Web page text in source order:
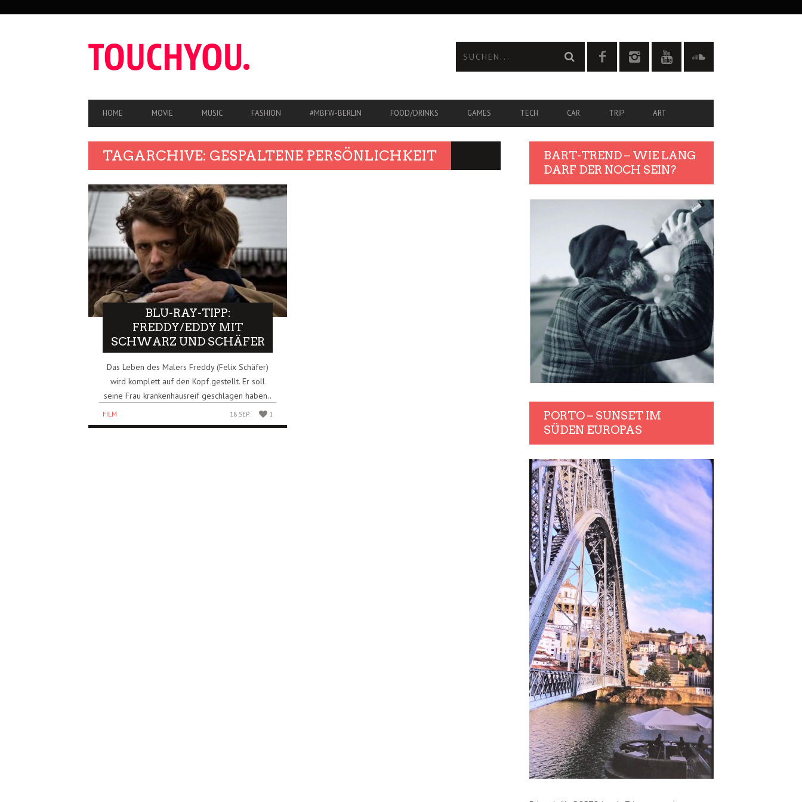
HAUPT-
NAVIGATION
HOME MOVIE MUSIC FASHION #MBFW-BERLIN FOOD/DRINKS GAMES TECH CAR TRIP ART
TAGARCHIVE: GESPALTENE PERSÖNLICHKEIT
BLU-RAY-TIPP:
FREDDY/EDDY MIT
SCHWARZ UND SCHÄFER
Das Leben des Malers Freddy (Felix Schäfer)
wird komplett auf den Kopf gestellt. Er soll
seine Frau krankenhausreif geschlagen haben..
FILM 18 SEP. 1
BART-TREND – WIE LANG
DARF DER NOCH SEIN?
PORTO – SUNSET IM
SÜDEN EUROPAS